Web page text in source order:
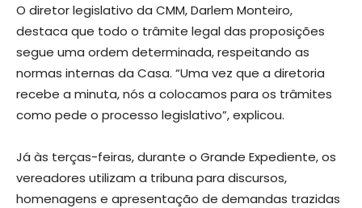
O diretor legislativo da CMM, Darlem Monteiro,
destaca que todo o trâmite legal das proposições
segue uma ordem determinada, respeitando as
normas internas da Casa. “Uma vez que a diretoria
recebe a minuta, nós a colocamos para os trâmites
como pede o processo legislativo”, explicou.
Já às terças-feiras, durante o Grande Expediente, os
vereadores utilizam a tribuna para discursos,
homenagens e apresentação de demandas trazidas